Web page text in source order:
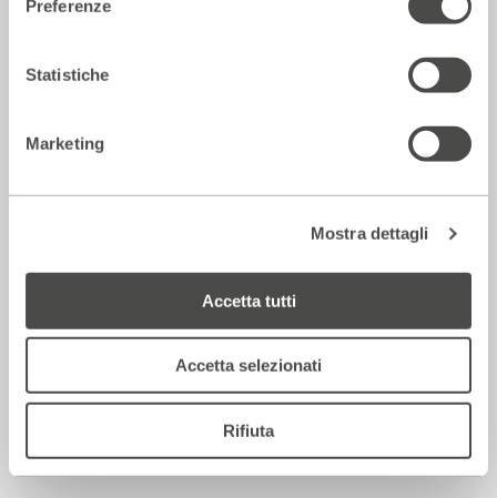
Preferenze
Statistiche
Marketing
Mostra dettagli
Accetta tutti
Accetta selezionati
Rifiuta
La notte degli incipit